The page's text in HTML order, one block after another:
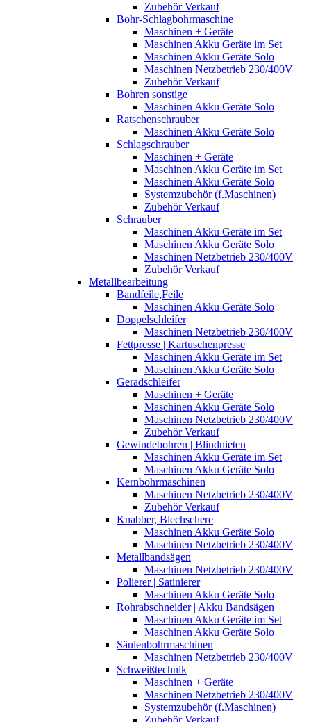
Zubehör Verkauf
Bohr-Schlagbohrmaschine
Maschinen + Geräte
Maschinen Akku Geräte im Set
Maschinen Akku Geräte Solo
Maschinen Netzbetrieb 230/400V
Zubehör Verkauf
Bohren sonstige
Maschinen Akku Geräte Solo
Ratschenschrauber
Maschinen Akku Geräte Solo
Schlagschrauber
Maschinen + Geräte
Maschinen Akku Geräte im Set
Maschinen Akku Geräte Solo
Systemzubehör (f.Maschinen)
Zubehör Verkauf
Schrauber
Maschinen Akku Geräte im Set
Maschinen Akku Geräte Solo
Maschinen Netzbetrieb 230/400V
Zubehör Verkauf
Metallbearbeitung
Bandfeile,Feile
Maschinen Akku Geräte Solo
Doppelschleifer
Maschinen Netzbetrieb 230/400V
Fettpresse | Kartuschenpresse
Maschinen Akku Geräte im Set
Maschinen Akku Geräte Solo
Geradschleifer
Maschinen + Geräte
Maschinen Akku Geräte Solo
Maschinen Netzbetrieb 230/400V
Zubehör Verkauf
Gewindebohren | Blindnieten
Maschinen Akku Geräte im Set
Maschinen Akku Geräte Solo
Kernbohrmaschinen
Maschinen Netzbetrieb 230/400V
Zubehör Verkauf
Knabber, Blechschere
Maschinen Akku Geräte Solo
Maschinen Netzbetrieb 230/400V
Metallbandsägen
Maschinen Netzbetrieb 230/400V
Polierer | Satinierer
Maschinen Akku Geräte Solo
Rohrabschneider | Akku Bandsägen
Maschinen Akku Geräte im Set
Maschinen Akku Geräte Solo
Säulenbohrmaschinen
Maschinen Netzbetrieb 230/400V
Schweißtechnik
Maschinen + Geräte
Maschinen Netzbetrieb 230/400V
Systemzubehör (f.Maschinen)
Zubehör Verkauf